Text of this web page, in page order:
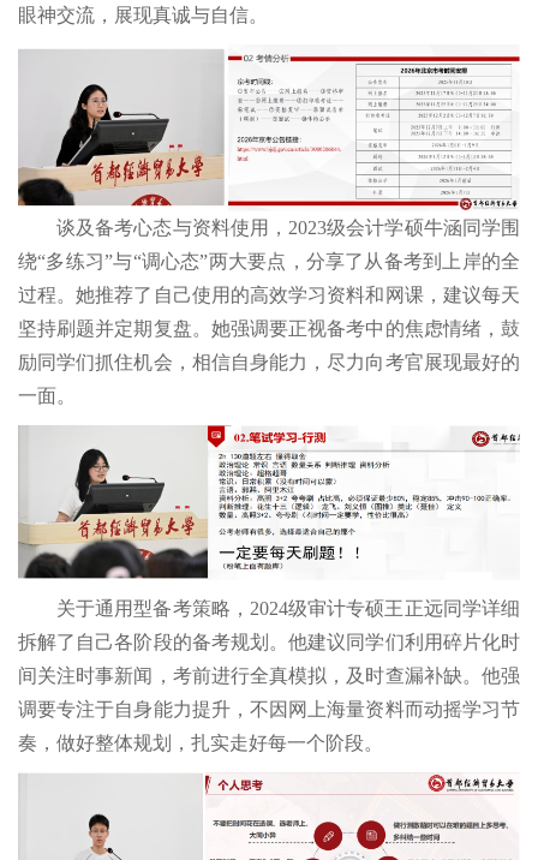
眼神交流，展现真诚与自信。
谈及备考心态与资料使用，2023级会计学硕牛涵同学围
绕“多练习”与“调心态”两大要点，分享了从备考到上岸的全
过程。她推荐了自己使用的高效学习资料和网课，建议每天
坚持刷题并定期复盘。她强调要正视备考中的焦虑情绪，鼓
励同学们抓住机会，相信自身能力，尽力向考官展现最好的
一面。
关于通用型备考策略，2024级审计专硕王正远同学详细
拆解了自己各阶段的备考规划。他建议同学们利用碎片化时
间关注时事新闻，考前进行全真模拟，及时查漏补缺。他强
调要专注于自身能力提升，不因网上海量资料而动摇学习节
奏，做好整体规划，扎实走好每一个阶段。